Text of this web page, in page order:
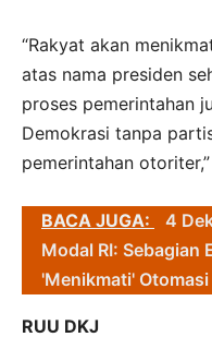
“Rakyat akan
atas nama presiden
proses pemerintahan
Demokrasi tanpa
pemerintahan
BACA JUGA:
4
Modal RI: Sebagian
'Menikmati' Otomasi
RUU DKJ